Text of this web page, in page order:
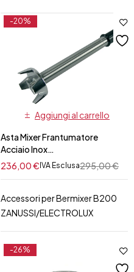
-20%
Aggiungi al carrello
Asta Mixer Frantumatore
Acciaio Inox
ZANUSSI/ELECTROLUX- tubo
35,2 cm
295,00€
236,00€ IVA Esclusa
Accessori per Bermixer B200
ZANUSSI/ELECTROLUX
-26%